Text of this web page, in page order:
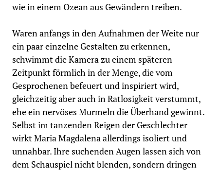
wie in einem Ozean aus Gewändern treiben.
Waren anfangs in den Aufnahmen der Weite nur
ein paar einzelne Gestalten zu erkennen,
schwimmt die Kamera zu einem späteren
Zeitpunkt förmlich in der Menge, die vom
Gesprochenen befeuert und inspiriert wird,
gleichzeitig aber auch in Ratlosigkeit verstummt,
ehe ein nervöses Murmeln die Überhand gewinnt.
Selbst im tanzenden Reigen der Geschlechter
wirkt Maria Magdalena allerdings isoliert und
unnahbar. Ihre suchenden Augen lassen sich von
dem Schauspiel nicht blenden, sondern dringen